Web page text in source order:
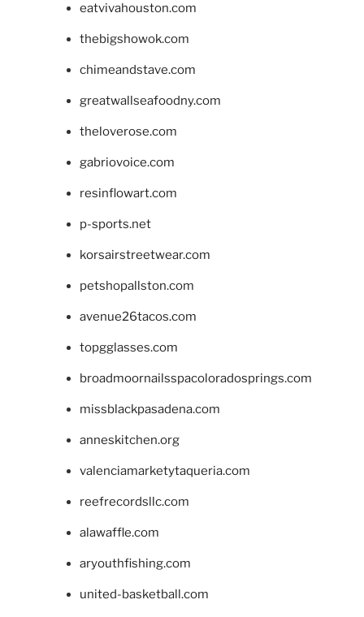
eatvivahouston.com
thebigshowok.com
chimeandstave.com
greatwallseafoodny.com
theloverose.com
gabriovoice.com
resinflowart.com
p-sports.net
korsairstreetwear.com
petshopallston.com
avenue26tacos.com
topgglasses.com
broadmoornailsspacoloradosprings.com
missblackpasadena.com
anneskitchen.org
valenciamarketytaqueria.com
reefrecordsllc.com
alawaffle.com
aryouthfishing.com
united-basketball.com